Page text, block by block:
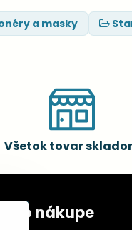
a masky
Všetok tovar
o nákupe